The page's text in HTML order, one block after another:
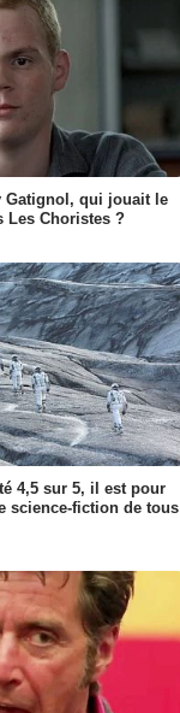
Gatignol, qui jouait le
Les Choristes ?
4,5 sur 5, il est pour
science-fiction de tous